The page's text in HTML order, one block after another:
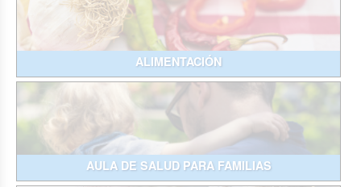
ALIMENTACIÓN
AULA DE SALUD PARA FAMILIAS